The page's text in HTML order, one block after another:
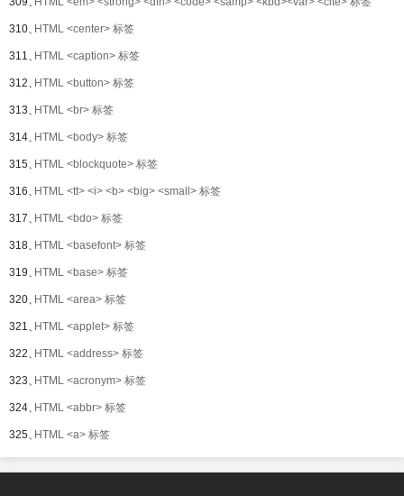
310、HTML <center> 标签
311、HTML <caption> 标签
312、HTML <button> 标签
313、HTML <br> 标签
314、HTML <body> 标签
315、HTML <blockquote> 标签
316、HTML <tt> <i> <b> <big> <small> 标签
317、HTML <bdo> 标签
318、HTML <basefont> 标签
319、HTML <base> 标签
320、HTML <area> 标签
321、HTML <applet> 标签
322、HTML <address> 标签
323、HTML <acronym> 标签
324、HTML <abbr> 标签
325、HTML <a> 标签